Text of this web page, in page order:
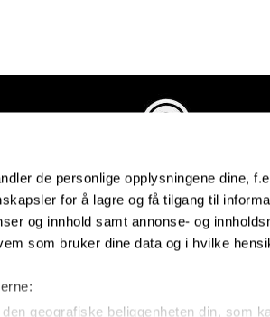
de personlige opplysningene dine,
for å lagre og få tilgang til
og innhold samt annonse- og
som bruker dine data og i hvilke
geografiske beliggenheten din, som
Industriveien 4
4879 Grimstad
Organisasjonsnummer: 991434461